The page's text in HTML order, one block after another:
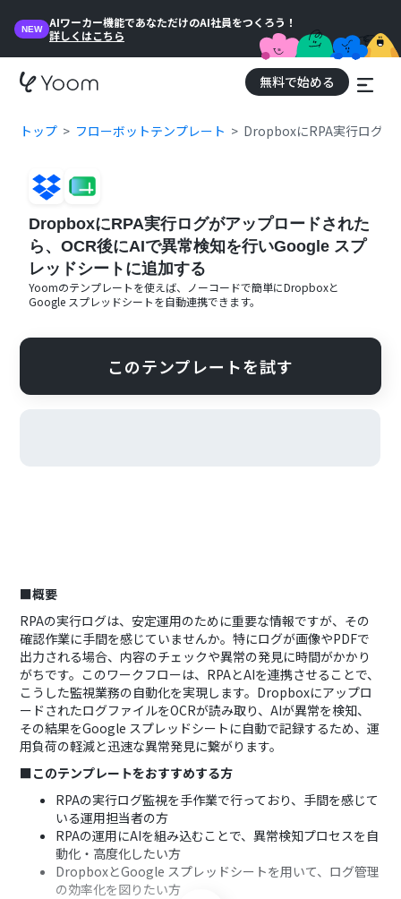
NEW
AIワーカー機能であなただけのAI社員をつくろう！
詳しくはこちら
無料で始める
トップ フローボットテンプレート DropboxにRPA実行ログが
DropboxにRPA実行ログがアップロードされた
ら、OCR後にAIで異常検知を行いGoogle スプ
レッドシートに追加する
Yoomのテンプレートを使えば、ノーコードで簡単にDropboxと
Google スプレッドシートを自動連携できます。
このテンプレートを試す
■概要
RPAの実行ログは、安定運用のために重要な情報ですが、その
確認作業に手間を感じていませんか。特にログが画像やPDFで
出力される場合、内容のチェックや異常の発見に時間がかかり
がちです。このワークフローは、RPAとAIを連携させることで、
こうした監視業務の自動化を実現します。Dropboxにアップロ
ードされたログファイルをOCRが読み取り、AIが異常を検知、
その結果をGoogle スプレッドシートに自動で記録するため、運
用負荷の軽減と迅速な異常発見に繋がります。
■このテンプレートをおすすめする方
RPAの実行ログ監視を手作業で行っており、手間を感じて
いる運用担当者の方
RPAの運用にAIを組み込むことで、異常検知プロセスを自
動化・高度化したい方
DropboxとGoogle スプレッドシートを用いて、ログ管理
の効率化を図りたい方